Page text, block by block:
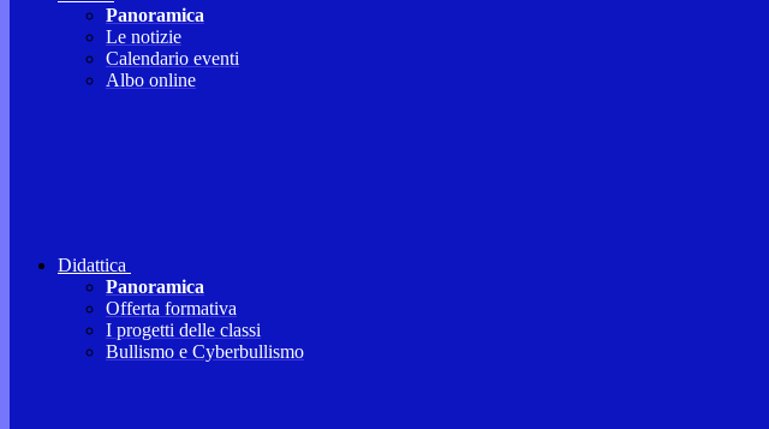
Panoramica
Le notizie
Calendario eventi
Albo online
Didattica
Panoramica
Offerta formativa
I progetti delle classi
Bullismo e Cyberbullismo